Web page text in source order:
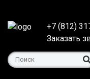
+7 (812)
Заказать